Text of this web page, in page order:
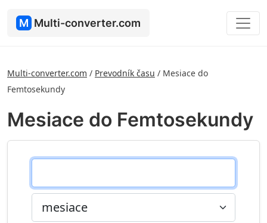
M Multi-converter.com
Multi-converter.com / Prevodník času / Mesiace do
Femtosekundy
Mesiace do Femtosekundy